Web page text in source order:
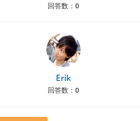
回答数： 0
Erik
回答数： 0